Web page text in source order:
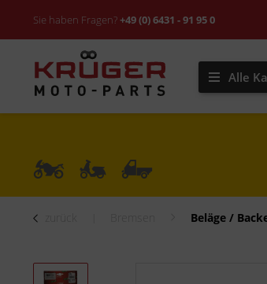
Sie haben Fragen?+49 (0) 6431 - 91 95 0
Alle
Beläge /